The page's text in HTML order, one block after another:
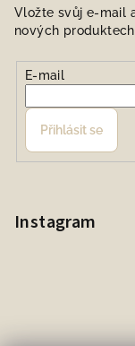
Vložte svůj e-mail
nových
E-mail
Přihlásit se
Instagram